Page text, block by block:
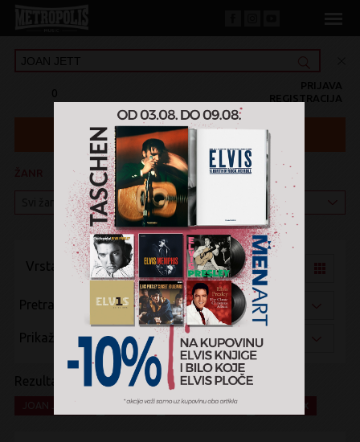
0 REGISTRACIJA
PRIJAVA
KATEGORIJA
Vrsta pregleda:
Pretraži po:
Prikaži po:
Rezultati pretrage:
Rock x Gothic rock x